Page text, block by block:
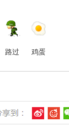
路过 鸡蛋